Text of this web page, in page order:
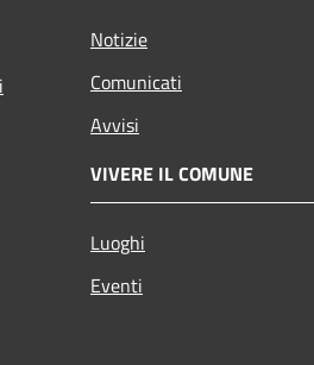
Notizie
Comunicati
Avvisi
VIVERE IL COMUNE
Luoghi
Eventi